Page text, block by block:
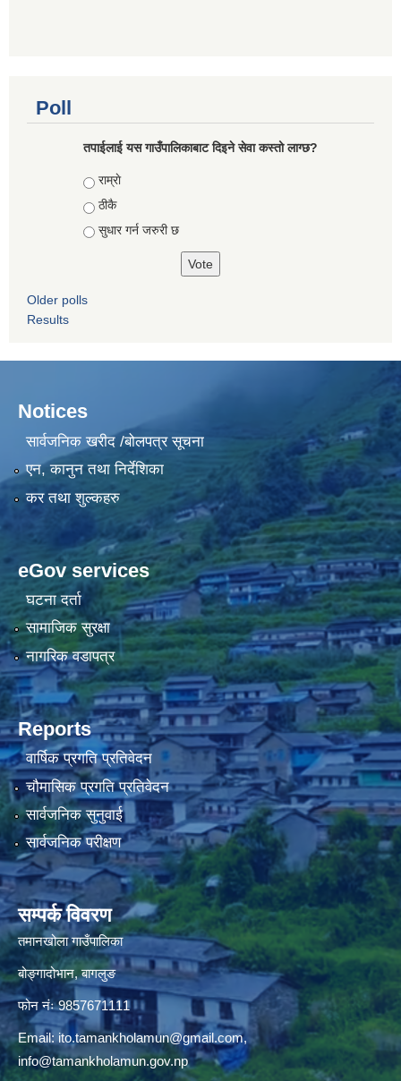
Poll
तपाईलाई यस गाउँपालिकाबाट दिइने सेवा कस्तो लाग्छ?
Choices
राम्राे
ठीकै
सुधार गर्न जरुरी छ
Older polls
Results
Notices
सार्वजनिक खरीद /बोलपत्र सूचना
एन, कानुन तथा निर्देशिका
कर तथा शुल्कहरु
eGov services
घटना दर्ता
सामाजिक सुरक्षा
नागरिक वडापत्र
Reports
वार्षिक प्रगति प्रतिवेदन
चौमासिक प्रगति प्रतिवेदन
सार्वजनिक सुनुवाई
सार्वजनिक परीक्षण
सम्पर्क विवरण
तमानखोला गाउँपालिका
बोङ्गादोभान, बागलुङ
फोन नंः 9857671111
Email: ito.tamankholamun@gmail.com,
info@tamankholamun.gov.np